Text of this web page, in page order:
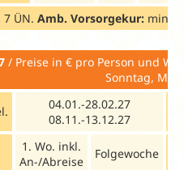
7 ÜN. Amb. Vorsorgekur:mind.
/ Preise in € pro
Sonntag,
04.01.-28.02.27
08.11.-13.12.27
1. Wo. inkl.
An-/Abreise
Folgewoche